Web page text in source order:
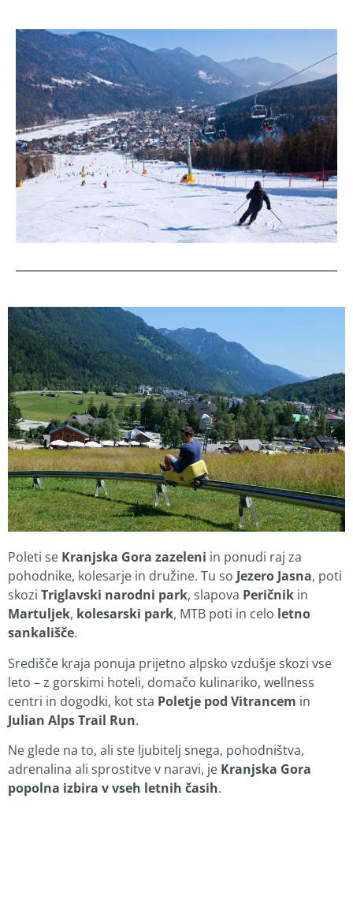
Poleti se Kranjska Gora zazeleni in ponudi raj za
pohodnike, kolesarje in družine. Tu so Jezero Jasna, poti
skozi Triglavski narodni park, slapova Peričnik in
Martuljek, kolesarski park, MTB poti in celo letno
sankališče.
Središče kraja ponuja prijetno alpsko vzdušje skozi vse
leto – z gorskimi hoteli, domačo kulinariko, wellness
centri in dogodki, kot sta Poletje pod Vitrancem in
Julian Alps Trail Run.
Ne glede na to, ali ste ljubitelj snega, pohodništva,
adrenalina ali sprostitve v naravi, je Kranjska Gora
popolna izbira v vseh letnih časih.